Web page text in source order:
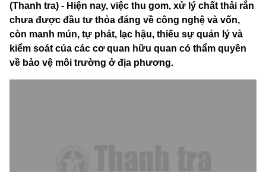
(Thanh tra) - Hiện nay, việc thu gom, xử lý chất thải rắn
chưa được đầu tư thỏa đáng về công nghệ và vốn,
còn manh mún, tự phát, lạc hậu, thiếu sự quản lý và
kiểm soát của các cơ quan hữu quan có thẩm quyền
về bảo vệ môi trường ở địa phương.